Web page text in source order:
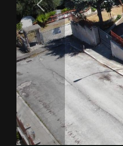
Tipologia
-
multiscelta
Qualsiasi
Residenziali
Commerciali